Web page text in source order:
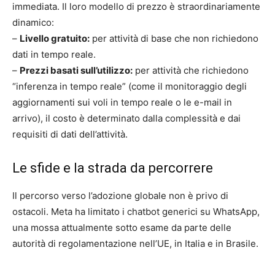
immediata. Il loro modello di prezzo è straordinariamente
dinamico:
– Livello gratuito: per attività di base che non richiedono
dati in tempo reale.
– Prezzi basati sull’utilizzo: per attività che richiedono
“inferenza in tempo reale” (come il monitoraggio degli
aggiornamenti sui voli in tempo reale o le e-mail in
arrivo), il costo è determinato dalla complessità e dai
requisiti di dati dell’attività.
Le sfide e la strada da percorrere
Il percorso verso l’adozione globale non è privo di
ostacoli. Meta ha limitato i chatbot generici su WhatsApp,
una mossa attualmente sotto esame da parte delle
autorità di regolamentazione nell’UE, in Italia e in Brasile.